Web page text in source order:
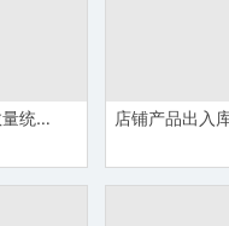
公司配件入库出库数量统计库存管理系统表Excel模板